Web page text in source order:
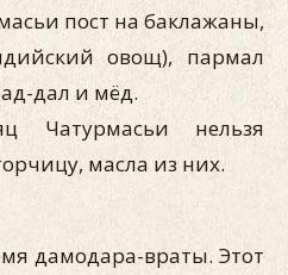
пост на баклажаны,
овощ), пармал
дал и мёд.
Чатурмасьи нельзя
масла из них.
дамодара-враты. Этот